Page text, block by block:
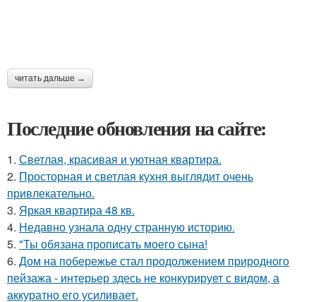
читать дальше →
Последние обновления на сайте:
1. Светлая, красивая и уютная квартира.
2. Просторная и светлая кухня выглядит очень
привлекательно.
3. Яркая квартира 48 кв.
4. Недавно узнала одну странную историю.
5. "Ты обязана прописать моего сына!
6. Дом на побережье стал продолжением природного
пейзажа - интерьер здесь не конкурирует с видом, а
аккуратно его усиливает.